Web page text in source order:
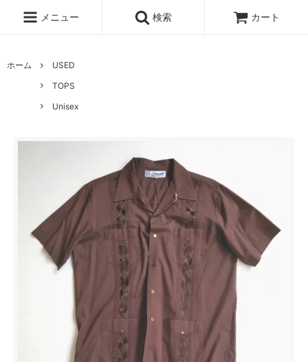
メニュー 検索 カート
ホーム
USED
TOPS
Unisex